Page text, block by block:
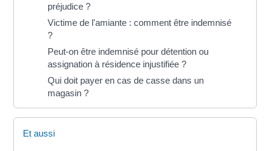
préjudice ?
Victime de l'amiante : comment être indemnisé
?
Peut-on être indemnisé pour détention ou
assignation à résidence injustifiée ?
Qui doit payer en cas de casse dans un
magasin ?
Et aussi